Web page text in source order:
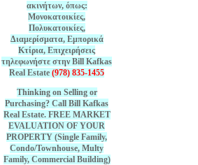
ακινήτων, όπως:
Μονοκατοικίες,
Πολυκατοικίες,
Διαμερίσματα, Εμπορικά
Κτίρια, Επιχειρήσεις
τηλεφωνήστε στην Bill Kafkas
Real Estate (978) 835-1455
Thinking on Selling or
Purchasing? Call Bill Kafkas
Real Estate. FREE MARKET
EVALUATION OF YOUR
PROPERTY (Single Family,
Condo/Townhouse, Multy
Family, Commercial Building)